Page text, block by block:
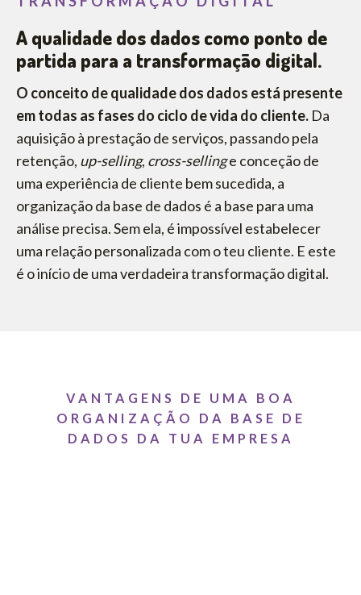
A qualidade dos dados como ponto de
partida para a transformação digital.
O conceito de qualidade dos dados está presente
em todas as fases do ciclo de vida do cliente. Da
aquisição à prestação de serviços, passando pela
retenção, up-selling, cross-sellinge conceção de
uma experiência de cliente bem sucedida, a
organização da base de dados é a base para uma
análise precisa. Sem ela, é impossível estabelecer
uma relação personalizada com o teu cliente. E este
é o início de uma verdadeira transformação digital.
VANTAGENS DE UMA BOA
ORGANIZAÇÃO DA BASE DE
DADOS DA TUA EMPRESA